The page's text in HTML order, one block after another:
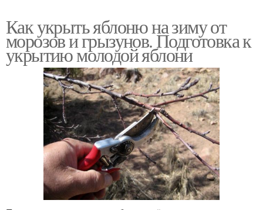
Как укрыть яблоню на зиму от
морозов и грызунов. Подготовка к
укрытию молодой яблони